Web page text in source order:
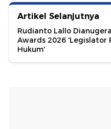
Artikel Selanjutnya
Rudianto Lallo
Awards 2026 'Legislator
Hukum'